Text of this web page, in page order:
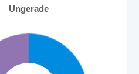
Ungerade